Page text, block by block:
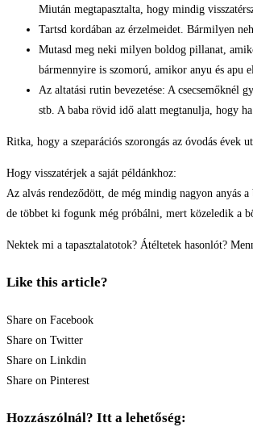
Miután megtapasztalta, hogy mindig
Tartsd kordában az érzelmeidet. Bármilyen
Mutasd meg neki milyen boldog pillanat,
bármennyire is szomorú, amikor anyu és apu
Az altatási rutin bevezetése: A csecsemőknél
stb. A baba rövid idő alatt megtanulja, hogy
Ritka, hogy a szeparációs szorongás az óvodás
Hogy visszatérjek a saját példánkhoz:
Az alvás rendeződött, de még mindig nagyon anyás
de többet ki fogunk még próbálni, mert közeledik a
Nektek mi a tapasztalatotok? Átéltetek hasonlót?
Like this article?
Share on Facebook
Share on Twitter
Share on Linkdin
Share on Pinterest
Hozzászólnál? Itt a lehetőség: